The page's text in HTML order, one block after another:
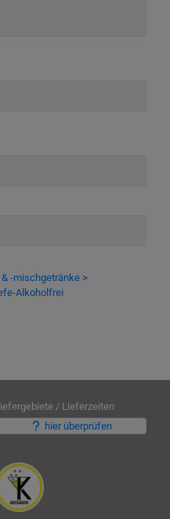
-mischgetränke >
Alkoholfrei
/ Lieferzeiten
hier überprüfen